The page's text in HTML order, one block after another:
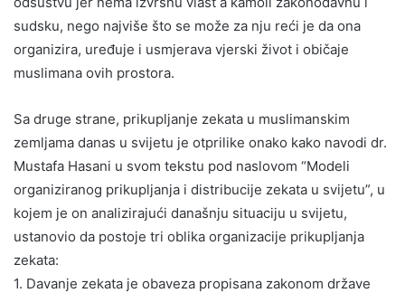
sudsku, nego najviše što se može za nju reći je da ona
organizira, uređuje i usmjerava vjerski život i običaje
muslimana ovih prostora.
Sa druge strane, prikupljanje zekata u muslimanskim
zemljama danas u svijetu je otprilike onako kako navodi dr.
Mustafa Hasani u svom tekstu pod naslovom “Modeli
organiziranog prikupljanja i distribucije zekata u svijetu”, u
kojem je on analizirajući današnju situaciju u svijetu,
ustanovio da postoje tri oblika organizacije prikupljanja
zekata:
1. Davanje zekata je obaveza propisana zakonom države